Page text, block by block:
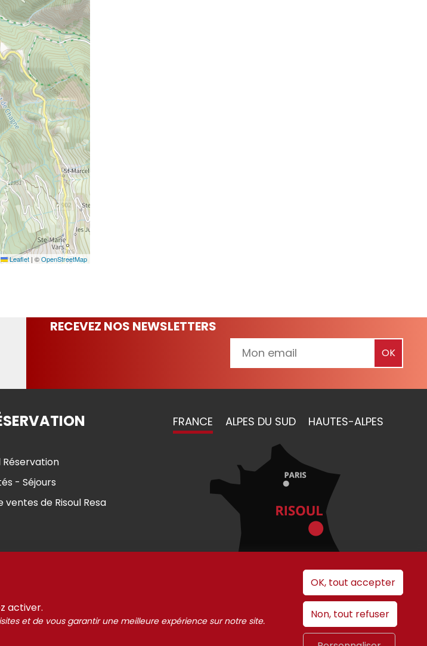
Leaflet | ©OpenStreetMap
RECEVEZ NOS NEWSLETTERS
Réservation
- Séjours
de Risoul Resa
FRANCE ALPES DU SUD HAUTES-ALPES
Partenaires Gestion des cookies
activer.
et de vous garantir une meilleure expérience sur notre site.
OK, tout accepter
Non, tout refuser